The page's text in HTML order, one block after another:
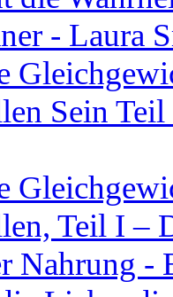
- Laura
Sein
Teil I –
Nahrung -